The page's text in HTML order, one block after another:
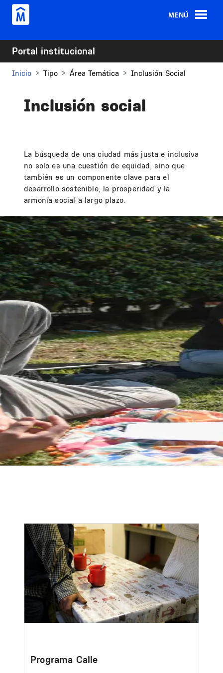
Pasar al contenido principal
MENÚ
Portal institucional
Inicio Tipo Área Temática Inclusión Social
Inclusión social
La búsqueda de una ciudad más justa e inclusiva
no solo es una cuestión de equidad, sino que
también es un componente clave para el
desarrollo sostenible, la prosperidad y la
armonía social a largo plazo.
Image
Programa Calle